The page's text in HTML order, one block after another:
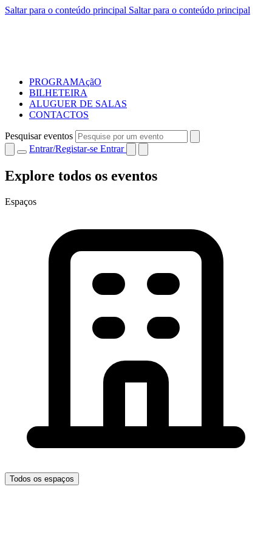
Saltar para o conteúdo principal Saltar para o conteúdo principal
PROGRAMAçãO
BILHETEIRA
ALUGUER DE SALAS
CONTACTOS
Pesquisar eventos
Entrar/Registar-se Entrar
Explore todos os eventos
Espaços
Todos os espaços